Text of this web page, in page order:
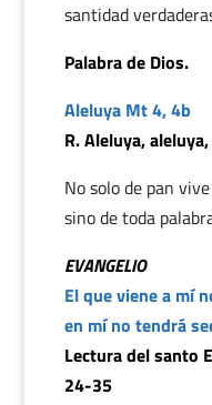
santidad
Palabra de Dios.
Aleluya Mt 4, 4b
R. Aleluya,
No solo de pan
sino de toda
EVANGELIO
El que viene a mí
en mí no tendrá
Lectura del santo
24-35